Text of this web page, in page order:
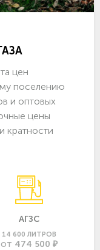
цен
поселению
и оптовых
цены
кратности
АГЗС
14 600 ЛИТРОВ
ОТ 474 500 ₽